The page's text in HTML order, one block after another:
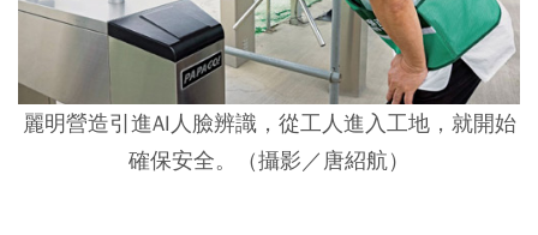
麗明營造引進AI人臉辨識，從工人進入工地，就開始
確保安全。（攝影／唐紹航）